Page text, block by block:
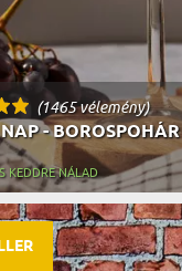
(1465 vélemény)
- BOROSPOHÁR
KEDDRE NÁLAD